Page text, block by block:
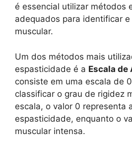
é essencial utilizar métodos
adequados para identificar
muscular.
Um dos métodos mais
espasticidade é a Escala
consiste em uma escala de
classificar o grau de rigidez
escala, o valor 0 representa
espasticidade, enquanto o
muscular intensa.